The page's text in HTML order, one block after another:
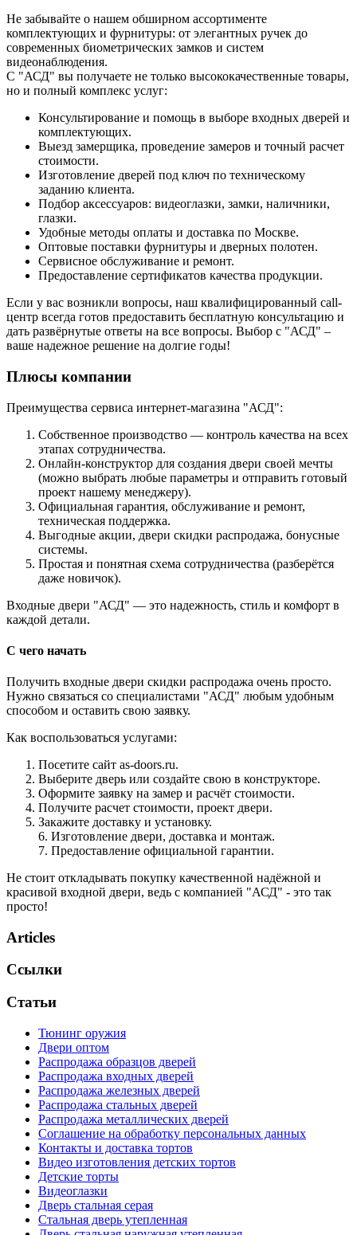
Не забывайте о нашем обширном ассортименте
комплектующих и фурнитуры: от элегантных ручек до
современных биометрических замков и систем
видеонаблюдения.
С "АСД" вы получаете не только высококачественные товары,
но и полный комплекс услуг:
Консультирование и помощь в выборе входных дверей и
комплектующих.
Выезд замерщика, проведение замеров и точный расчет
стоимости.
Изготовление дверей под ключ по техническому
заданию клиента.
Подбор аксессуаров: видеоглазки, замки, наличники,
глазки.
Удобные методы оплаты и доставка по Москве.
Оптовые поставки фурнитуры и дверных полотен.
Сервисное обслуживание и ремонт.
Предоставление сертификатов качества продукции.
Если у вас возникли вопросы, наш квалифицированный call-
центр всегда готов предоставить бесплатную консультацию и
дать развёрнутые ответы на все вопросы. Выбор с "АСД" –
ваше надежное решение на долгие годы!
Плюсы компании
Преимущества сервиса интернет-магазина "АСД":
Собственное производство — контроль качества на всех
этапах сотрудничества.
Онлайн-конструктор для создания двери своей мечты
(можно выбрать любые параметры и отправить готовый
проект нашему менеджеру).
Официальная гарантия, обслуживание и ремонт,
техническая поддержка.
Выгодные акции, двери скидки распродажа, бонусные
системы.
Простая и понятная схема сотрудничества (разберётся
даже новичок).
Входные двери "АСД" — это надежность, стиль и комфорт в
каждой детали.
С чего начать
Получить входные двери скидки распродажа очень просто.
Нужно связаться со специалистами "АСД" любым удобным
способом и оставить свою заявку.
Как воспользоваться услугами:
Посетите сайт as-doors.ru.
Выберите дверь или создайте свою в конструкторе.
Оформите заявку на замер и расчёт стоимости.
Получите расчет стоимости, проект двери.
Закажите доставку и установку.
6. Изготовление двери, доставка и монтаж.
7. Предоставление официальной гарантии.
Не стоит откладывать покупку качественной надёжной и
красивой входной двери, ведь с компанией "АСД" - это так
просто!
Articles
Ссылки
Статьи
Тюнинг оружия
Двери оптом
Распродажа образцов дверей
Распродажа входных дверей
Распродажа железных дверей
Распродажа стальных дверей
Распродажа металлических дверей
Соглашение на обработку персональных данных
Контакты и доставка тортов
Видео изготовления детских тортов
Детские торты
Видеоглазки
Дверь стальная серая
Стальная дверь утепленная